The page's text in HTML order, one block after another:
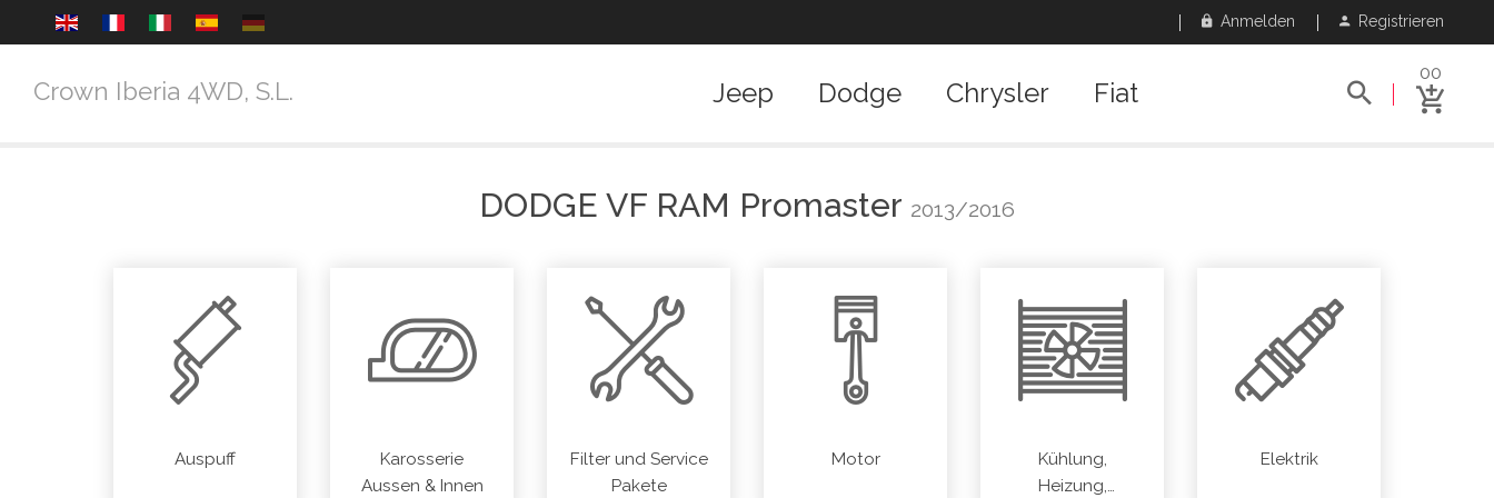
Anmelden Registrieren
Crown Iberia 4WD, S.L. Jeep Dodge Chrysler Fiat
00
DODGE VF RAM Promaster 2013/2016
Auspuff
Karosserie
Aussen & Innen
Filter und Service
Pakete
Motor
Kühlung,
Heizung,
Elektrik